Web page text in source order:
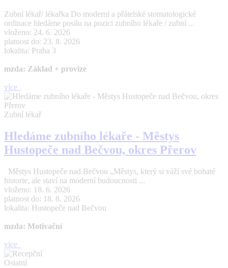
Zubní lékař/ lékařka Do moderní a přátelské stomatologické
ordinace hledáme posilu na pozici zubního lékaře / zubní ...
vloženo: 24. 6. 2026
platnost do: 23. 8. 2026
lokalita: Praha 3
mzda: Základ + provize
více
Zubní lékař
Hledáme zubního lékaře - Městys
Hustopeče nad Bečvou, okres Přerov
Městys Hustopeče nad Bečvou „Městys, který si váží své bohaté
historie, ale staví na moderní budoucnosti ...
vloženo: 18. 6. 2026
platnost do: 18. 8. 2026
lokalita: Hustopeče nad Bečvou
mzda: Motivační
více
Ostatní